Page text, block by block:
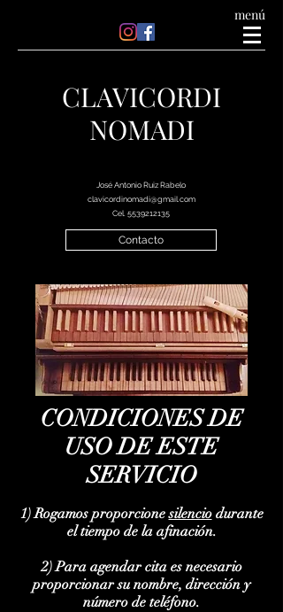
menú
CLAVICORDI
NOMADI
José Antonio Ruiz Rabelo
clavicordinomadi@gmail.com
Cel. 5539212135
Contacto
CONDICIONES DE
USO DE ESTE
SERVICIO
1) Rogamos proporcionesilenciodurante
el tiempo de la afinación.
2) Para agendar cita es necesario
proporcionar su nombre, dirección y
número de teléfono.